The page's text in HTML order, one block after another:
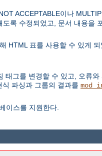
ACCEPTABLE이나
록 수정되었고, 문서 내용을
HTML 표를 사용할 수 있게
그를 변경할 수 있고, 오류
파싱과 그룹의 결과를
이스를 지원한다.